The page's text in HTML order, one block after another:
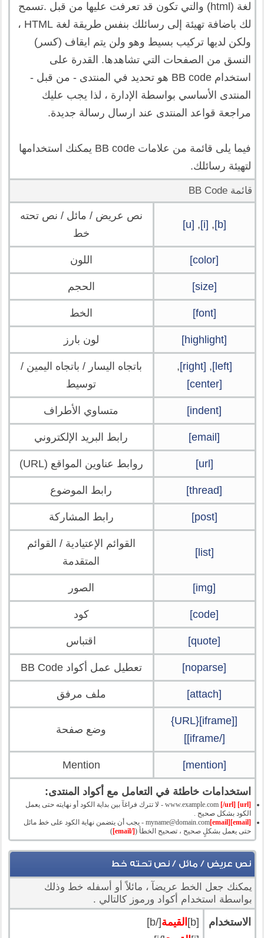
لغة (html) والتي تكون قد تعرفت عليها من قبل .تسمح
لك باضافة تهيئة إلى رسائلك بنفس طريقة لغة HTML ،
ولكن لديها تركيب بسيط وهو ولن يتم ايقاف (كسر)
النسق من الصفحات التي تشاهدها. القدرة على
استخدام BB code هو تحديد في المنتدى - من قبل -
المنتدى الأساسي بواسطة الإدارة ، لذا يجب عليك
مراجعة قواعد المنتدى عند ارسال رسالة جديدة.
فيما يلى قائمة من علامات BB code يمكنك استخدامها
لتهيئة رسائلك.
قائمة BB Code
[b]
,
[i]
,
[u]
نص عريض / مائل / نص تحته
خط
[color] اللون
[size] الحجم
[font] الخط
[highlight] لون بارز
[left]
,
[right]
,
[center]
باتجاه اليسار / باتجاه اليمين /
توسيط
[indent] متساوي الأطراف
[email] رابط البريد الإلكتروني
[url] روابط عناوين المواقع (URL)
[thread] رابط الموضوع
[post] رابط المشاركة
[list]
القوائم الإعتيادية / القوائم
المتقدمة
[img] الصور
[code] كود
[quote] اقتباس
[noparse] تعطيل عمل أكواد BB Code
[attach] ملف مرفق
[[iframe]{URL}
[/iframe]]
وضع صفحة
[mention]
Mention
استخدامات خاطئة في التعامل مع أكواد المنتدى:
[url]
[/url]
- لا تترك فراغآ بين بداية الكود أو نهايته حتى يعمل
الكود بشكل صحيح .
[email]
myname@domain.com[email]
- يجب أن يتضمن نهاية الكود على خط مائل
حتى يعمل بشكلٍ صحيح ، تصحيح الخطأ ([/email]
)
نص عريض / مائل / نص تحته خط
يمكنك جعل الخط عريضآ ، مائلاً أو أسفله خط وذلك
بواسطة استخدام أكواد ورموز كالتالي .
الاستخدام [b] القيمة[/b]